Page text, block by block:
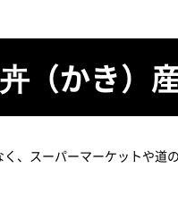
（かき）
、スーパーマーケットや道